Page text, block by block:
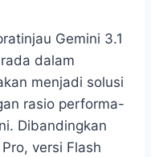
Gemini 3.1
dalam
menjadi solusi
rasio performa-
Dibandingkan
versi Flash